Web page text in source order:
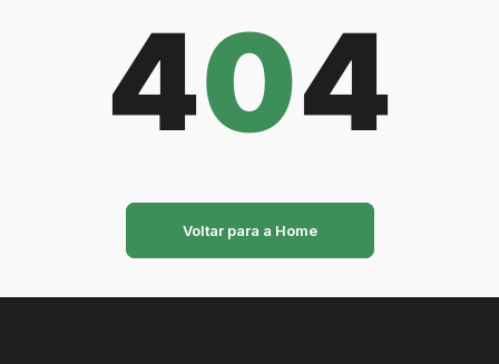
404
Voltar para a Home